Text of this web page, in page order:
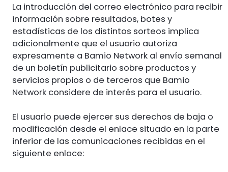
La introducción del correo electrónico para recibir
información sobre resultados, botes y
estadísticas de los distintos sorteos implica
adicionalmente que el usuario autoriza
expresamente a Bamio Network al envío semanal
de un boletín publicitario sobre productos y
servicios propios o de terceros que Bamio
Network considere de interés para el usuario.
El usuario puede ejercer sus derechos de baja o
modificación desde el enlace situado en la parte
inferior de las comunicaciones recibidas en el
siguiente enlace: